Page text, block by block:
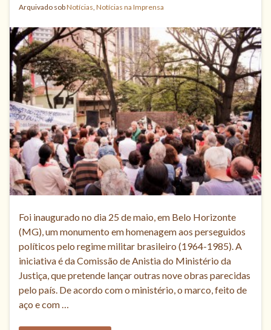
Arquivado sobNotícias, Notícias na Imprensa
Foi inaugurado no dia 25 de maio, em Belo Horizonte
(MG), um monumento em homenagem aos perseguidos
políticos pelo regime militar brasileiro (1964-1985). A
iniciativa é da Comissão de Anistia do Ministério da
Justiça, que pretende lançar outras nove obras parecidas
pelo país. De acordo com o ministério, o marco, feito de
aço e com …